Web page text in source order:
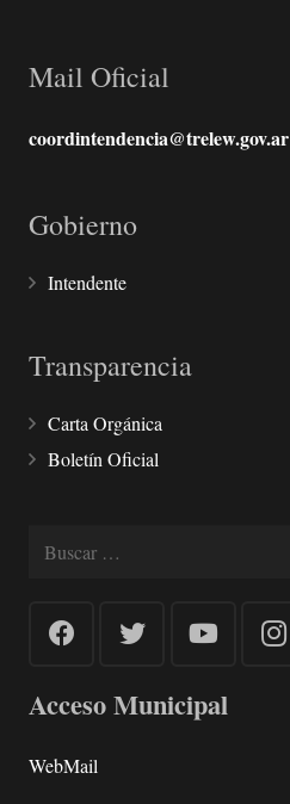
Mail Oficial
coordintendencia@trelew.gov.ar
Gobierno
Intendente
Transparencia
Carta Orgánica
Boletín Oficial
Buscar:
Acceso Municipal
WebMail